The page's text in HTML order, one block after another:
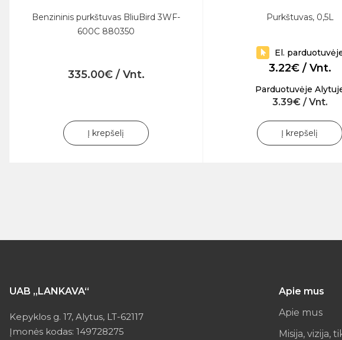
Benzininis purkštuvas BliuBird 3WF-
600C 880350
335.00€ / Vnt.
Į krepšelį
Purkštuvas, 0,5L
El.
3.22€ / Vnt.
Parduotuvėje
3.39€ / Vnt.
Į krepšelį
UAB „LANKAVA“
Kepyklos g. 17, Alytus, LT-62117
Įmonės kodas: 149728275
Apie mus
Apie mus
Misija, vizija,